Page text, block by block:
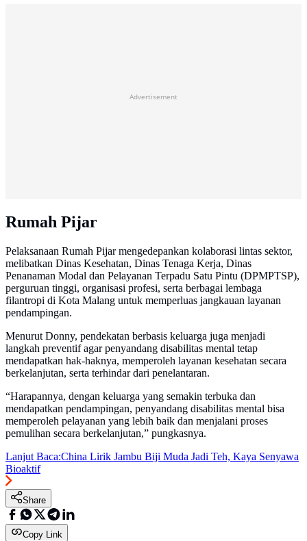
Advertisement
Rumah Pijar
Pelaksanaan Rumah Pijar mengedepankan kolaborasi lintas sektor,
melibatkan Dinas Kesehatan, Dinas Tenaga Kerja, Dinas
Penanaman Modal dan Pelayanan Terpadu Satu Pintu (DPMPTSP),
perguruan tinggi, organisasi profesi, serta berbagai lembaga
filantropi di Kota Malang untuk memperluas jangkauan layanan
pendampingan.
Menurut Donny, pendekatan berbasis keluarga juga menjadi
langkah preventif agar penyandang disabilitas mental tetap
mendapatkan hak-haknya, memperoleh layanan kesehatan secara
berkelanjutan, serta terhindar dari penelantaran.
“Harapannya, dengan keluarga yang semakin terbuka dan
mendapatkan pendampingan, penyandang disabilitas mental bisa
memperoleh pelayanan yang lebih baik dan menjalani proses
pemulihan secara berkelanjutan,” pungkasnya.
Lanjut Baca:China Lirik Jambu Biji Muda Jadi Teh, Kaya Senyawa
Bioaktif
Share
Copy Link